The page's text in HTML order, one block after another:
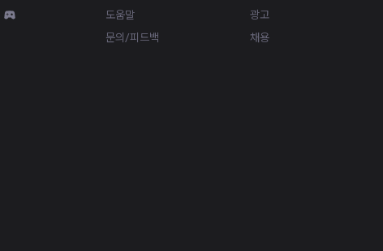
도움말
문의/피드백
광고
채용